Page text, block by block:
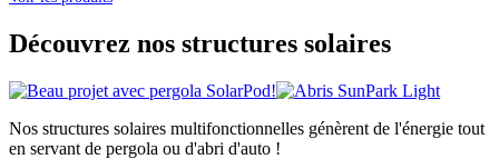
Découvrez nos structures solaires
Nos structures solaires multifonctionnelles génèrent de l'énergie tout
en servant de pergola ou d'abri d'auto !